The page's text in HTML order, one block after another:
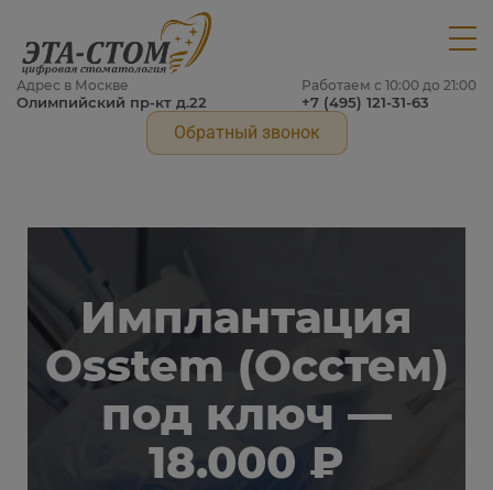
Адрес в Москве
Олимпийский пр-кт д.22
Работаем с 10:00 до 21:00
+7 (495) 121-31-63
Обратный звонок
Имплантация
Osstem (Осстем)
под ключ —
18.000 ₽